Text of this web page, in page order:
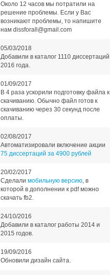
Около 12 часов мы потратили на
решение проблемы. Если у Вас
возникают проблемы, то напишите
нам dissforall@gmail.com
05/03/2018
Добавили в каталог 1110 диссертаций
2016 года.
01/09/2017
В 4 раза ускорили подготовку файла к
скачиванию. Обычно файл готов к
скачиванию через 30 секунд после
оплаты.
02/08/2017
Автоматизировали включение акции
75 диссертаций за 4900 рублей
20/02/2017
Сделали мобильную версию, в
которой в дополнении к pdf можно
скачать fb2.
24/10/2016
Добавили в каталог работы 2014 и
2015 годов.
19/09/2016
Обновили дизайн сайта.